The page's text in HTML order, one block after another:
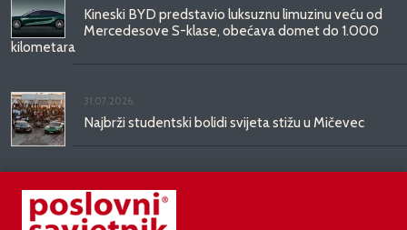
Kineski BYD predstavio luksuznu limuzinu veću od
Mercedesove S-klase, obećava domet do 1.000
kilometara
31.07.2026.
Najbrži studentski bolidi svijeta stižu u Mičevec
Divote Cosmetics predstavlja Hince: novo poglavlje
korejske ljepote stiže u Hrvatsku